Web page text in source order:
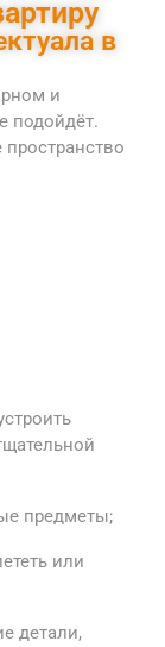
в
и
подойдёт.
пространство
предметы;
или
детали,